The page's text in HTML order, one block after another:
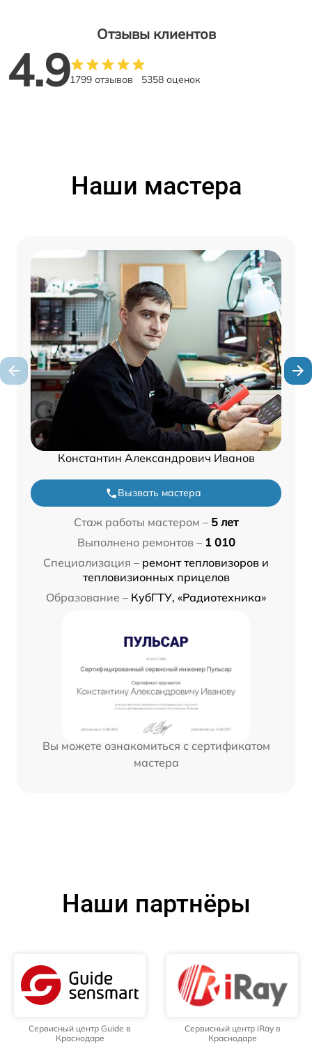
Отзывы клиентов
4.91799 отзывов 5358 оценок
Наши мастера
Константин Александрович Иванов
Вызвать мастера
Стаж работы мастером – 5 лет
Выполнено ремонтов – 1 010
Специализация – ремонт тепловизоров и
тепловизионных прицелов
Образование – КубГТУ, «Радиотехника»
Вы можете ознакомиться с сертификатом
мастера
Наши партнёры
Сервисный центр Guide в
Краснодаре
Сервисный центр iRay в
Краснодаре